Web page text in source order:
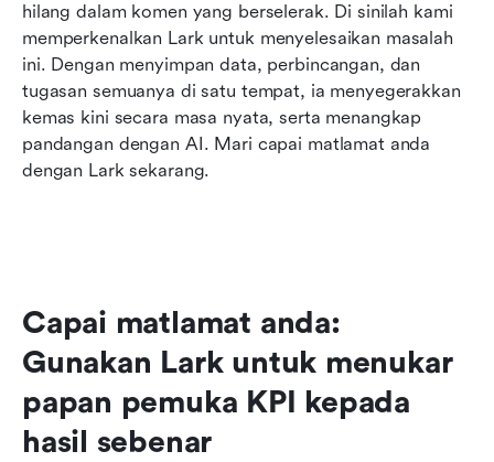
hilang dalam komen yang berselerak. Di sinilah kami
memperkenalkan Lark untuk menyelesaikan masalah
ini. Dengan menyimpan data, perbincangan, dan
tugasan semuanya di satu tempat, ia menyegerakkan
kemas kini secara masa nyata, serta menangkap
pandangan dengan AI. Mari capai matlamat anda
dengan Lark sekarang.
Capai matlamat anda:
Gunakan Lark untuk menukar
papan pemuka KPI kepada
hasil sebenar